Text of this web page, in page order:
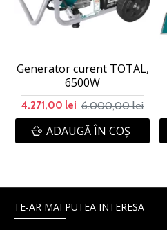
Generator curent TOTAL,
6500W
4.271,00 lei 6.000,00 lei
ADAUGĂ ÎN COŞ
TE-AR MAI PUTEA INTERESA